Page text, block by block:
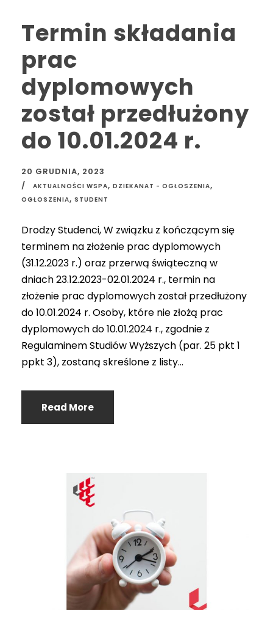
Termin składania
prac
dyplomowych
został przedłużony
do 10.01.2024 r.
20 GRUDNIA, 2023
AKTUALNOŚCI WSPA, DZIEKANAT - OGŁOSZENIA,
OGŁOSZENIA, STUDENT
Drodzy Studenci, W związku z kończącym się
terminem na złożenie prac dyplomowych
(31.12.2023 r.) oraz przerwą świąteczną w
dniach 23.12.2023-02.01.2024 r., termin na
złożenie prac dyplomowych został przedłużony
do 10.01.2024 r. Osoby, które nie złożą prac
dyplomowych do 10.01.2024 r., zgodnie z
Regulaminem Studiów Wyższych (par. 25 pkt 1
ppkt 3), zostaną skreślone z listy...
Read More